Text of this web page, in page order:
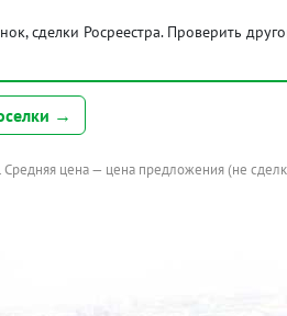
сделки Росреестра. Проверить
→
цена — цена предложения (не